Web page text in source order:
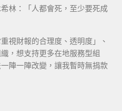
林：「人都會死，至少要死成
視財報的合理度、透明度」、
，想支持更多在地服務型組
陣一陣改變，讓我暫時無捐款